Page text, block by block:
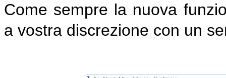
Come sempre la nuova
a vostra discrezione con un